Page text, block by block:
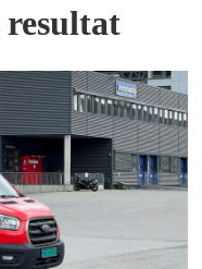
resultat